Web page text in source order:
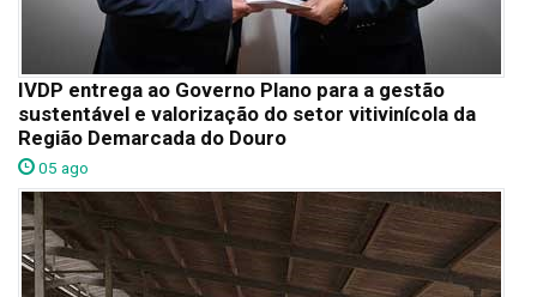
IVDP entrega ao Governo Plano para a gestão
sustentável e valorização do setor vitivinícola da
Região Demarcada do Douro
05 ago